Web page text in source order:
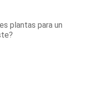
plantas para un